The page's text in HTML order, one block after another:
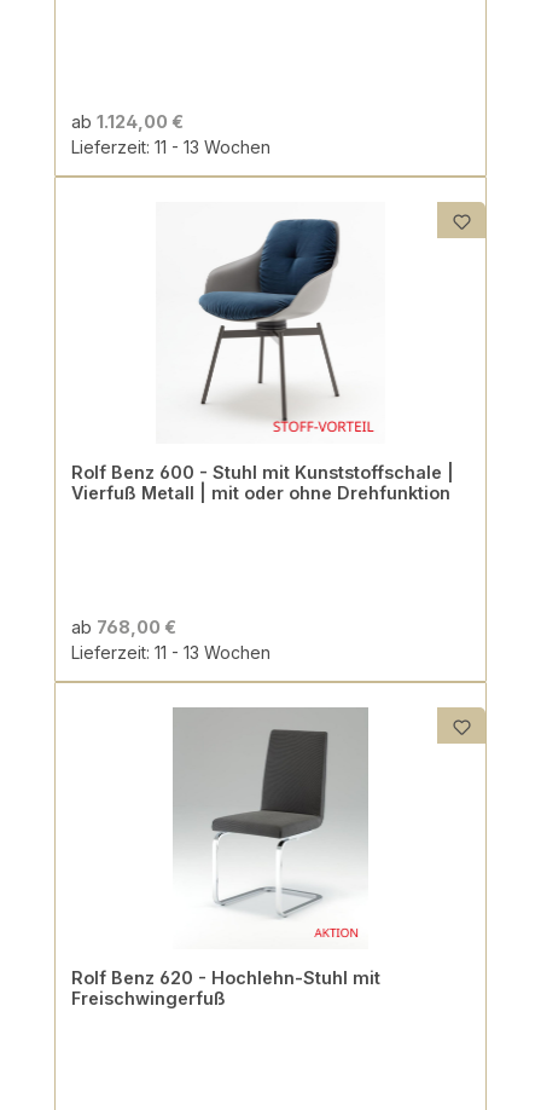
ab 1.124,00 €
Lieferzeit: 11 - 13 Wochen
Rolf Benz 600 - Stuhl mit Kunststoffschale |
Vierfuß Metall | mit oder ohne Drehfunktion
ab 768,00 €
Lieferzeit: 11 - 13 Wochen
Rolf Benz 620 - Hochlehn-Stuhl mit
Freischwingerfuß